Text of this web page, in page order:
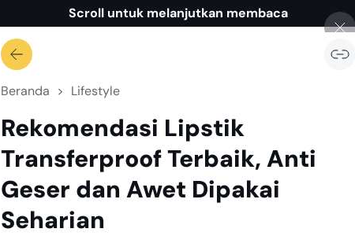
Scroll untuk melanjutkan membaca
Beranda Lifestyle
Rekomendasi Lipstik
Transferproof Terbaik, Anti
Geser dan Awet Dipakai
Seharian